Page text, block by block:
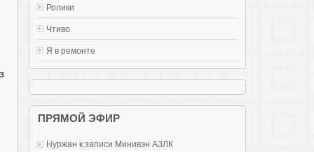
Ролики
Чтиво
Я в ремонте
ПРЯМОЙ ЭФИР
Нуржан к записи Mинивэн АЗЛК